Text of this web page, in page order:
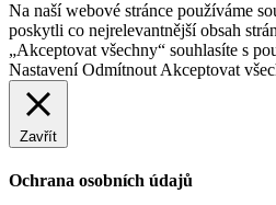
Na naší webové stránce používáme
poskytli co nejrelevantnější obsah
„Akceptovat všechny“ souhlasíte s
Nastavení Odmítnout Akceptovat
Zavřít
Ochrana osobních údajů